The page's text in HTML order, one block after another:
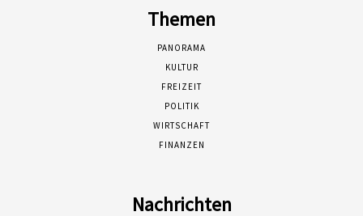
Themen
PANORAMA
KULTUR
FREIZEIT
POLITIK
WIRTSCHAFT
FINANZEN
Nachrichten